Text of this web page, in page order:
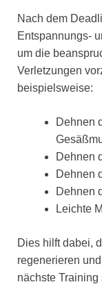
Nach dem
Entspannungs-
um die
Verletzungen
beispielsweise:
Dehnen
Dehnen
Dehnen
Dehnen
Leichte
Dies hilft dabei,
regenerieren
nächste Training